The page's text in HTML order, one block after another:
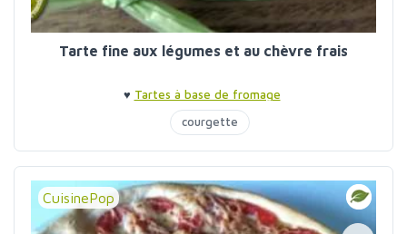
Tarte fine aux légumes et au chèvre frais
♥ Tartes à base de fromage
courgette
CuisinePop